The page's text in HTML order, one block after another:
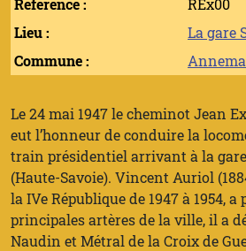
Référence :
REx00
Lieu :
La gare
Commune :
Le 24 mai 1947 le cheminot Jean
eut l’honneur de conduire la
train présidentiel arrivant à la gare
(Haute-Savoie). Vincent Auriol
la IVe République de 1947 à 1954,
principales artères de la ville, il a
Naudin et Métral de la Croix de